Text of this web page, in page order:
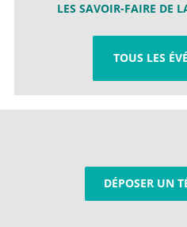
LES SAVOIR-FAIRE DE
TOUS LES
DÉPOSER UN